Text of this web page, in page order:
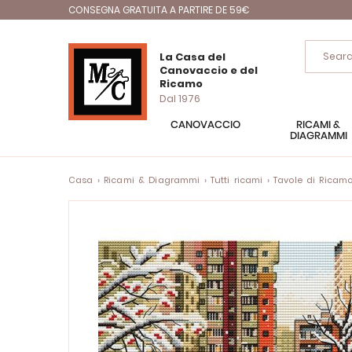
CONSEGNA GRATUITA A PARTIRE DE 59€
La Casa del
Canovaccio e del
Ricamo
Dal 1976
CANOVACCIO
RICAMI &
DIAGRAMMI
Casa Ricami & Diagrammi Tutti ricami Tavole di Ricamo
galleria
immagini